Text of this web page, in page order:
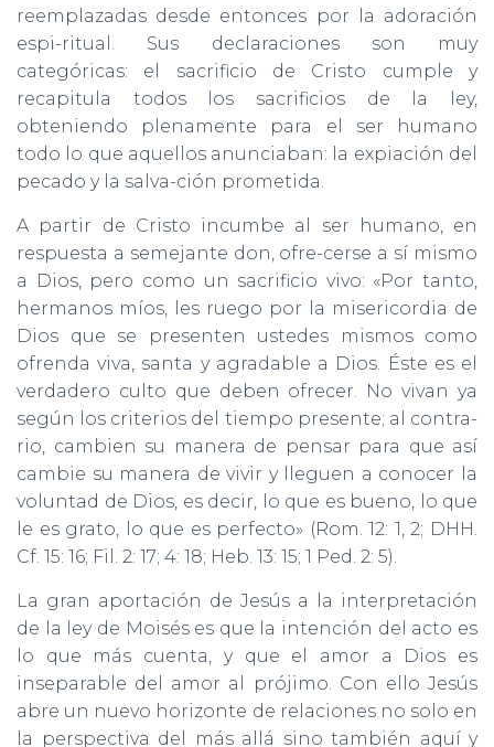
reemplazadas desde entonces por la adoración
espi-ritual. Sus declaraciones son muy
categóricas: el sacrificio de Cristo cumple y
recapitula todos los sacrificios de la ley,
obteniendo plenamente para el ser humano
todo lo que aquellos anunciaban: la expiación del
pecado y la salva-ción prometida.
A partir de Cristo incumbe al ser humano, en
respuesta a semejante don, ofre-cerse a sí mismo
a Dios, pero como un sacrificio vivo: «Por tanto,
hermanos míos, les ruego por la misericordia de
Dios que se presenten ustedes mismos como
ofrenda viva, santa y agradable a Dios. Éste es el
verdadero culto que deben ofrecer. No vivan ya
según los criterios del tiempo presente; al contra-
rio, cambien su manera de pensar para que así
cambie su manera de vivir y lleguen a conocer la
voluntad de Dios, es decir, lo que es bueno, lo que
le es grato, lo que es perfecto» (Rom. 12: 1, 2; DHH.
Cf. 15: 16; Fil. 2: 17; 4: 18; Heb. 13: 15; 1 Ped. 2: 5).
La gran aportación de Jesús a la interpretación
de la ley de Moisés es que la intención del acto es
lo que más cuenta, y que el amor a Dios es
inseparable del amor al prójimo. Con ello Jesús
abre un nuevo horizonte de relaciones no solo en
la perspectiva del más allá sino también aquí y